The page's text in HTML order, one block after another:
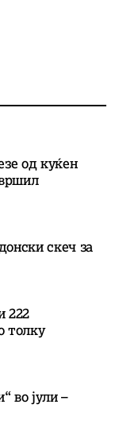
од куќен
скеч за
222
толку
во јули –